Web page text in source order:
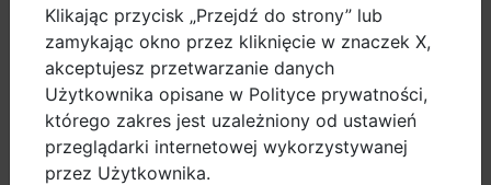
28.02.2023
W Gdańsku nie
było jeszcze tylu
rowerzystów.
Prawie milion
Klikając przycisk „Przejdź do strony” lub
zamykając okno przez kliknięcie w znaczek X,
akceptujesz przetwarzanie danych
Użytkownika opisane w Polityce prywatności,
którego zakres jest uzależniony od ustawień
przeglądarki internetowej wykorzystywanej
przez Użytkownika.